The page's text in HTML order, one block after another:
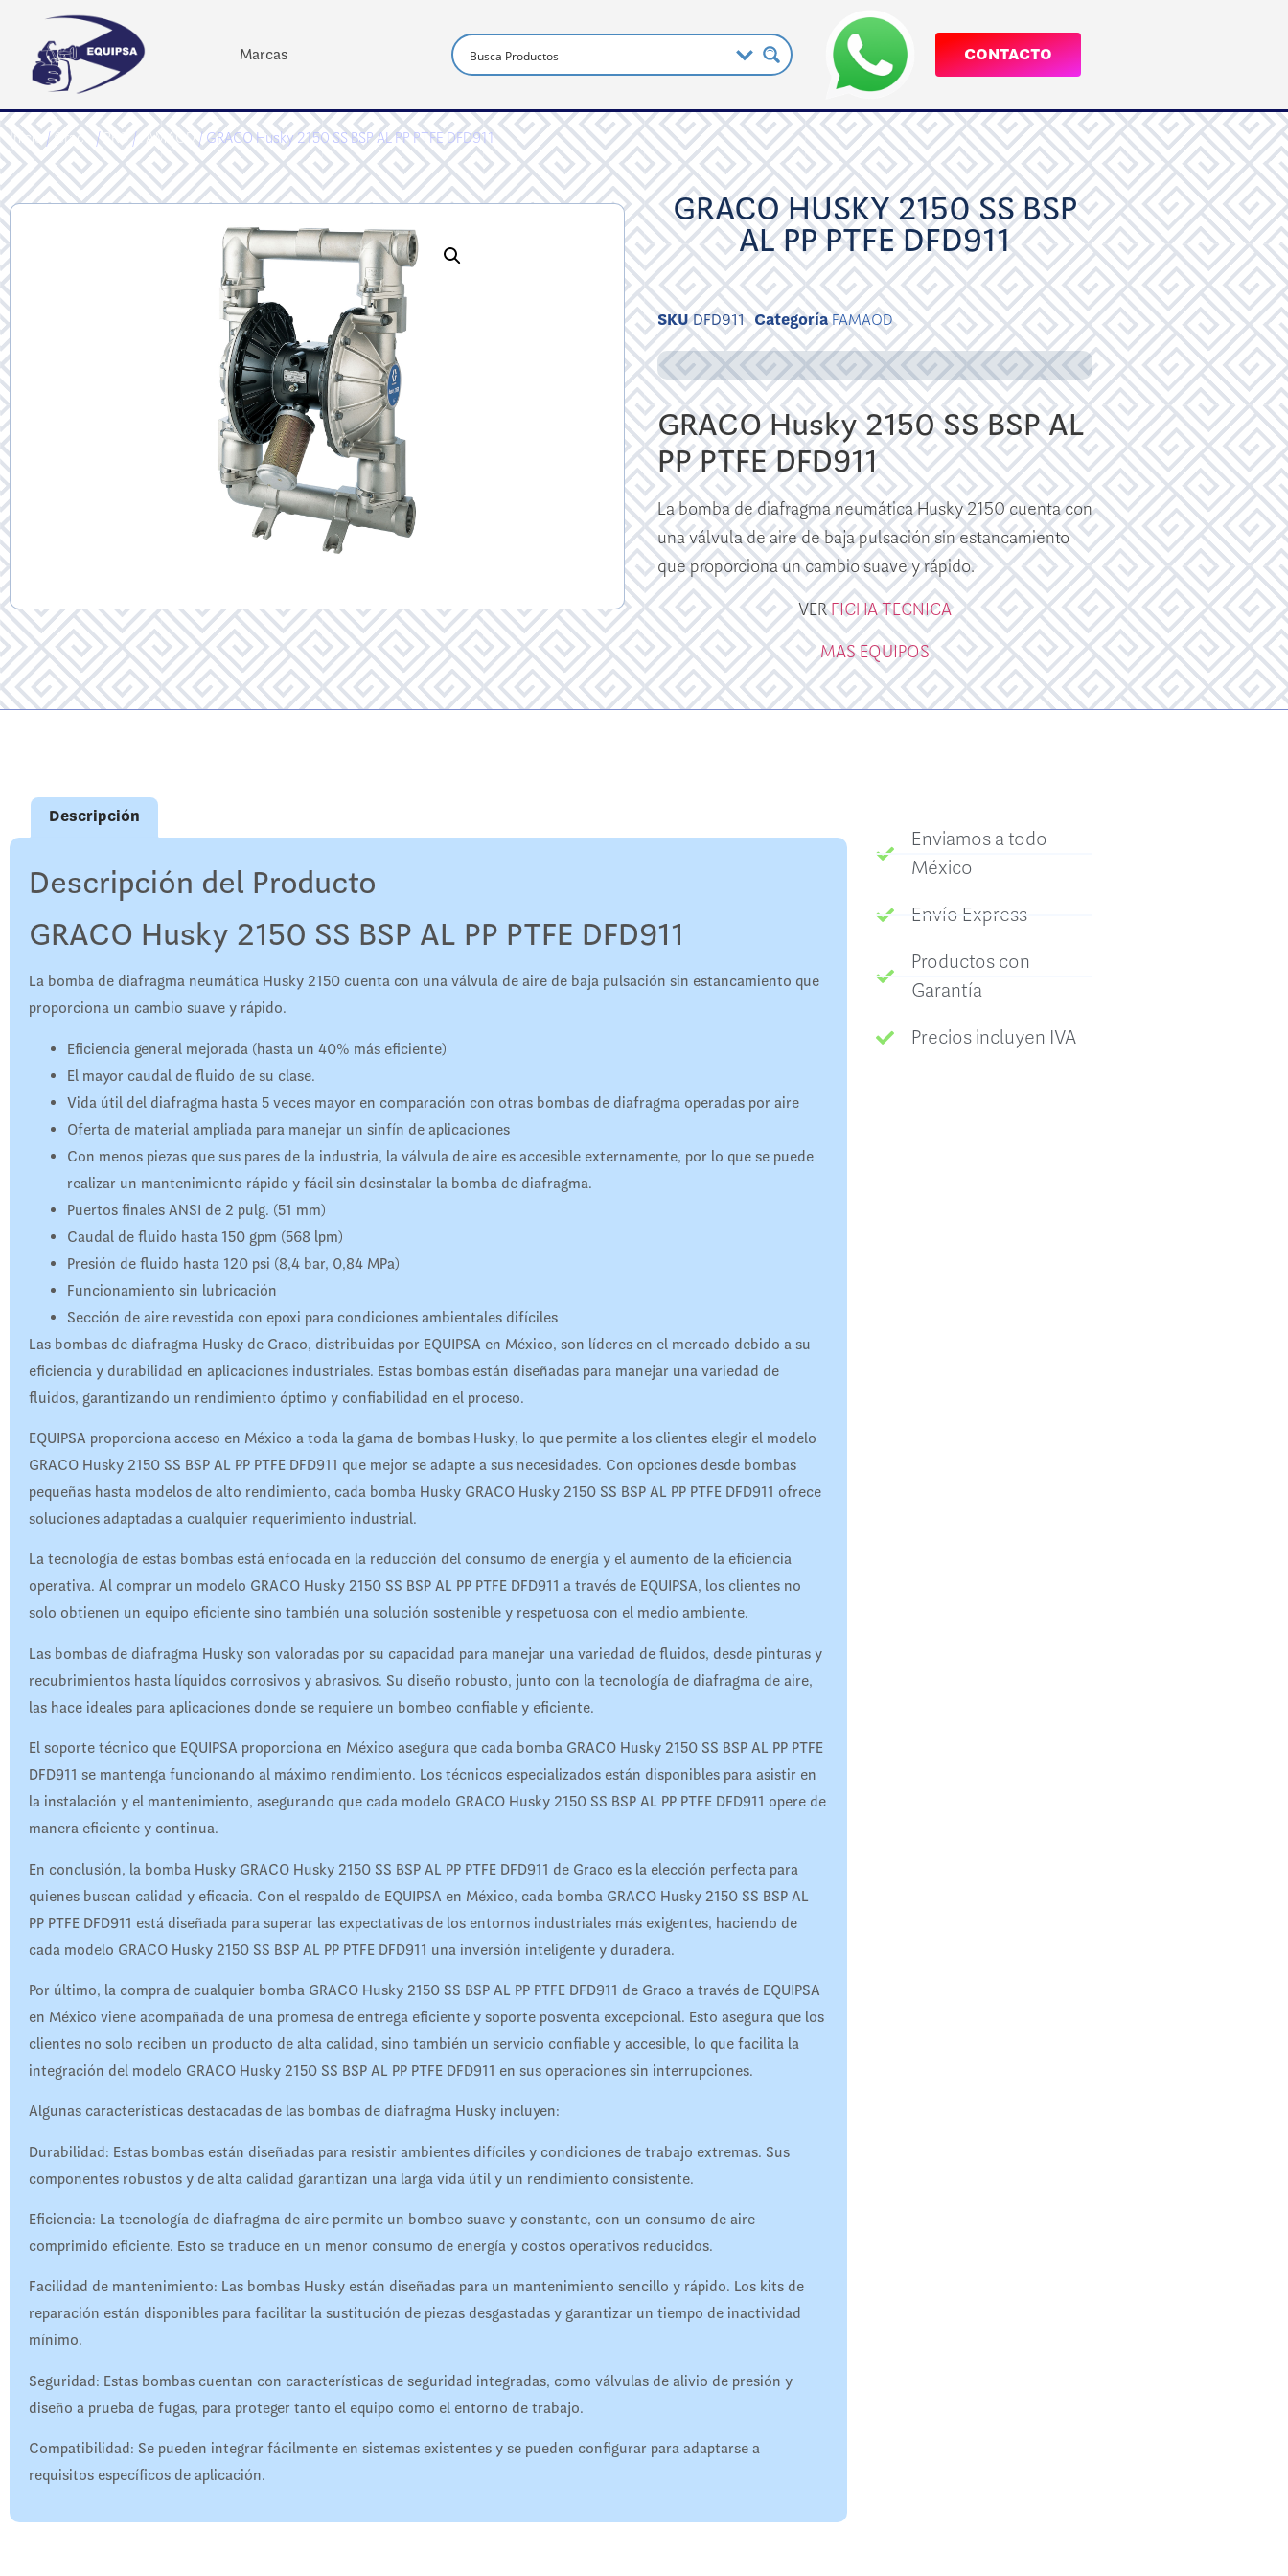
Marcas CONTACTO
Inicio/Graco/PRO/FAMAOD/ GRACO Husky 2150 SS BSP AL PP PTFE DFD911
GRACO HUSKY 2150 SS BSP
AL PP PTFE DFD911
SKUDFD911 CategoríaFAMAOD
GRACO Husky 2150 SS BSP AL
PP PTFE DFD911
La bomba de diafragma neumática Husky 2150 cuenta con
una válvula de aire de baja pulsación sin estancamiento
que proporciona un cambio suave y rápido.
VERFICHA TECNICA
MAS EQUIPOS
Descripción
Descripción del Producto
GRACO Husky 2150 SS BSP AL PP PTFE DFD911
La bomba de diafragma neumática Husky 2150 cuenta con una válvula de aire de baja pulsación sin estancamiento que
proporciona un cambio suave y rápido.
Eficiencia general mejorada (hasta un 40% más eficiente)
El mayor caudal de fluido de su clase.
Vida útil del diafragma hasta 5 veces mayor en comparación con otras bombas de diafragma operadas por aire
Oferta de material ampliada para manejar un sinfín de aplicaciones
Con menos piezas que sus pares de la industria, la válvula de aire es accesible externamente, por lo que se puede
realizar un mantenimiento rápido y fácil sin desinstalar la bomba de diafragma.
Puertos finales ANSI de 2 pulg. (51 mm)
Caudal de fluido hasta 150 gpm (568 lpm)
Presión de fluido hasta 120 psi (8,4 bar, 0,84 MPa)
Funcionamiento sin lubricación
Sección de aire revestida con epoxi para condiciones ambientales difíciles
Las bombas de diafragma Husky de Graco, distribuidas por EQUIPSA en México, son líderes en el mercado debido a su
eficiencia y durabilidad en aplicaciones industriales. Estas bombas están diseñadas para manejar una variedad de
fluidos, garantizando un rendimiento óptimo y confiabilidad en el proceso.
EQUIPSA proporciona acceso en México a toda la gama de bombas Husky, lo que permite a los clientes elegir el modelo
GRACO Husky 2150 SS BSP AL PP PTFE DFD911 que mejor se adapte a sus necesidades. Con opciones desde bombas
pequeñas hasta modelos de alto rendimiento, cada bomba Husky GRACO Husky 2150 SS BSP AL PP PTFE DFD911 ofrece
soluciones adaptadas a cualquier requerimiento industrial.
La tecnología de estas bombas está enfocada en la reducción del consumo de energía y el aumento de la eficiencia
operativa. Al comprar un modelo GRACO Husky 2150 SS BSP AL PP PTFE DFD911 a través de EQUIPSA, los clientes no
solo obtienen un equipo eficiente sino también una solución sostenible y respetuosa con el medio ambiente.
Las bombas de diafragma Husky son valoradas por su capacidad para manejar una variedad de fluidos, desde pinturas y
recubrimientos hasta líquidos corrosivos y abrasivos. Su diseño robusto, junto con la tecnología de diafragma de aire,
las hace ideales para aplicaciones donde se requiere un bombeo confiable y eficiente.
El soporte técnico que EQUIPSA proporciona en México asegura que cada bomba GRACO Husky 2150 SS BSP AL PP PTFE
DFD911 se mantenga funcionando al máximo rendimiento. Los técnicos especializados están disponibles para asistir en
la instalación y el mantenimiento, asegurando que cada modelo GRACO Husky 2150 SS BSP AL PP PTFE DFD911 opere de
manera eficiente y continua.
En conclusión, la bomba Husky GRACO Husky 2150 SS BSP AL PP PTFE DFD911 de Graco es la elección perfecta para
quienes buscan calidad y eficacia. Con el respaldo de EQUIPSA en México, cada bomba GRACO Husky 2150 SS BSP AL
PP PTFE DFD911 está diseñada para superar las expectativas de los entornos industriales más exigentes, haciendo de
cada modelo GRACO Husky 2150 SS BSP AL PP PTFE DFD911 una inversión inteligente y duradera.
Por último, la compra de cualquier bomba GRACO Husky 2150 SS BSP AL PP PTFE DFD911 de Graco a través de EQUIPSA
en México viene acompañada de una promesa de entrega eficiente y soporte posventa excepcional. Esto asegura que los
clientes no solo reciben un producto de alta calidad, sino también un servicio confiable y accesible, lo que facilita la
integración del modelo GRACO Husky 2150 SS BSP AL PP PTFE DFD911 en sus operaciones sin interrupciones.
Algunas características destacadas de las bombas de diafragma Husky incluyen:
Durabilidad: Estas bombas están diseñadas para resistir ambientes difíciles y condiciones de trabajo extremas. Sus
componentes robustos y de alta calidad garantizan una larga vida útil y un rendimiento consistente.
Eficiencia: La tecnología de diafragma de aire permite un bombeo suave y constante, con un consumo de aire
comprimido eficiente. Esto se traduce en un menor consumo de energía y costos operativos reducidos.
Facilidad de mantenimiento: Las bombas Husky están diseñadas para un mantenimiento sencillo y rápido. Los kits de
reparación están disponibles para facilitar la sustitución de piezas desgastadas y garantizar un tiempo de inactividad
mínimo.
Seguridad: Estas bombas cuentan con características de seguridad integradas, como válvulas de alivio de presión y
diseño a prueba de fugas, para proteger tanto el equipo como el entorno de trabajo.
Compatibilidad: Se pueden integrar fácilmente en sistemas existentes y se pueden configurar para adaptarse a
requisitos específicos de aplicación.
Enviamos a todo
México
Envío Express
Productos con
Garantía
Precios incluyen IVA